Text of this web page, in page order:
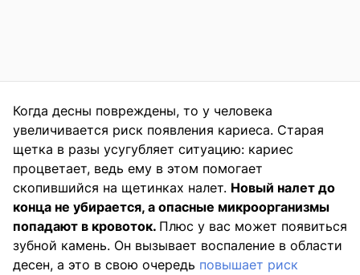
Когда десны повреждены, то у человека
увеличивается риск появления кариеса. Старая
щетка в разы усугубляет ситуацию: кариес
процветает, ведь ему в этом помогает
скопившийся на щетинках налет. Новый налет до
конца не убирается, а опасные микроорганизмы
попадают в кровоток. Плюс у вас может появиться
зубной камень. Он вызывает воспаление в области
десен, а это в свою очередь повышает риск